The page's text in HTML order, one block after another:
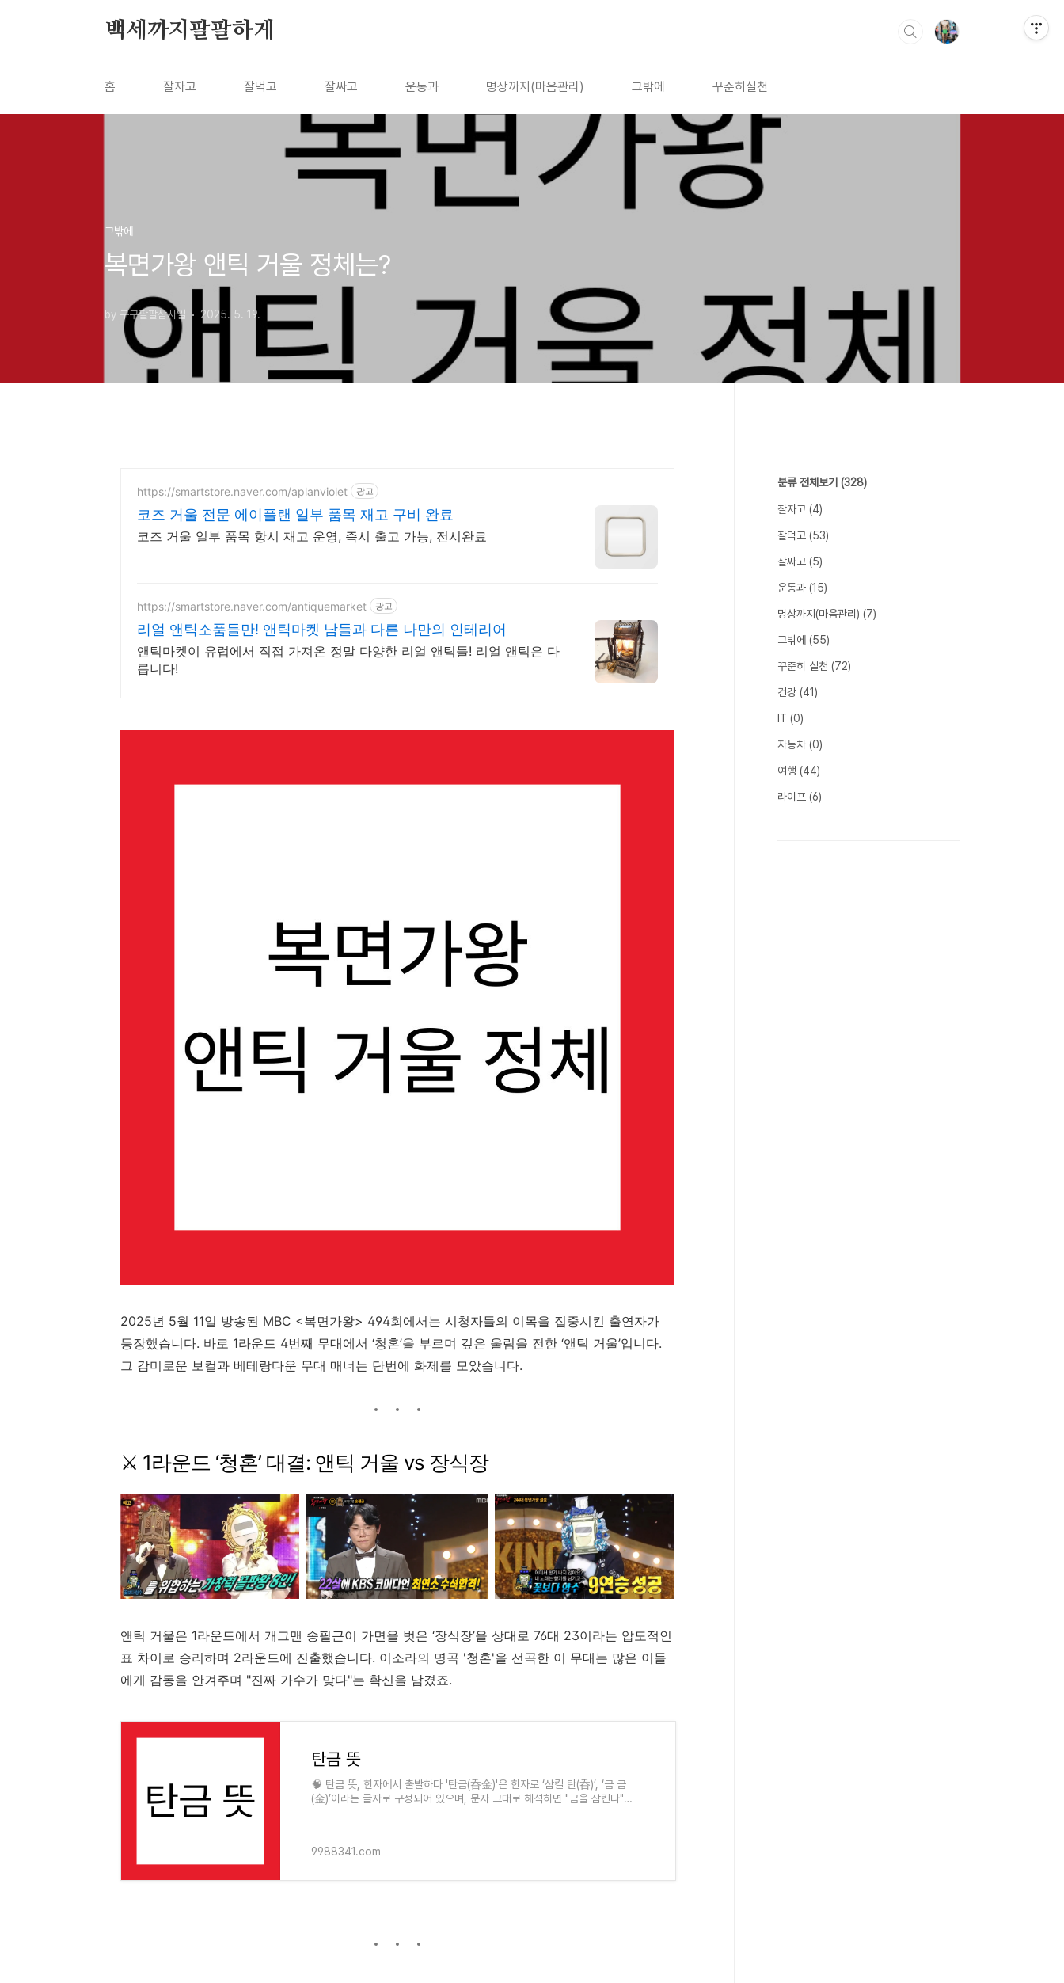
백세까지팔팔하게
홈 잘자고 잘먹고 잘싸고 운동과 명상까지(마음관리) 그밖에 꾸준히실천
그밖에
복면가왕 앤틱 거울 정체는?
by 구구팔팔삼사일 2025. 5. 19.
https://smartstore.naver.com/aplanviolet 광고
코즈 거울 전문 에이플랜 일부 품목 재고 구비 완료
코즈 거울 일부 품목 항시 재고 운영, 즉시 출고 가능, 전시완료
https://smartstore.naver.com/antiquemarket 광고
리얼 앤틱소품들만! 앤틱마켓 남들과 다른 나만의 인테리어
앤틱마켓이 유럽에서 직접 가져온 정말 다양한 리얼 앤틱들! 리얼 앤틱은 다
릅니다!
2025년 5월 11일 방송된 MBC <복면가왕> 494회에서는 시청자들의 이목을 집중시킨 출연자가
등장했습니다. 바로 1라운드 4번째 무대에서 ‘청혼’을 부르며 깊은 울림을 전한 ‘앤틱 거울’입니다.
그 감미로운 보컬과 베테랑다운 무대 매너는 단번에 화제를 모았습니다.
⚔️ 1라운드 ‘청혼’ 대결: 앤틱 거울 vs 장식장
앤틱 거울은 1라운드에서 개그맨 송필근이 가면을 벗은 ‘장식장’을 상대로 76대 23이라는 압도적인
표 차이로 승리하며 2라운드에 진출했습니다. 이소라의 명곡 '청혼'을 선곡한 이 무대는 많은 이들
에게 감동을 안겨주며 "진짜 가수가 맞다"는 확신을 남겼죠.
탄금 뜻
🧠 탄금 뜻, 한자에서 출발하다 '탄금(呑金)'은 한자로 ‘삼킬 탄(呑)’, ‘금 금
(金)’이라는 글자로 구성되어 있으며, 문자 그대로 해석하면 "금을 삼킨다"는
9988341.com
분류 전체보기 (328)
잘자고 (4)
잘먹고 (53)
잘싸고 (5)
운동과 (15)
명상까지(마음관리) (7)
그밖에 (55)
꾸준히 실천 (72)
건강 (41)
IT (0)
자동차 (0)
여행 (44)
라이프 (6)